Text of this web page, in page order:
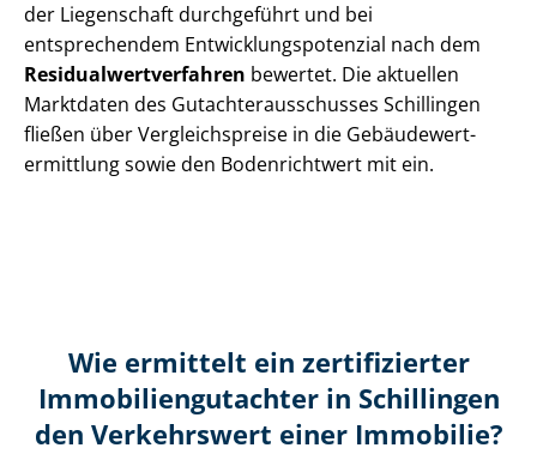
der Liegenschaft durchgeführt und bei
entsprechendem Ent­wick­lungs­po­ten­zi­al nach dem
Re­si­du­al­wert­ver­fah­ren bewertet. Die aktuellen
Marktdaten des Gut­ach­ter­aus­schus­ses Schillingen
fließen über Ver­gleichs­prei­se in die Ge­bäu­de­wert­
ermitt­lung sowie den Bodenrichtwert mit ein.
Wie ermittelt ein zertifizierter
Immobilien­gutachter in Schillingen
den Verkehrswert einer Immobilie?